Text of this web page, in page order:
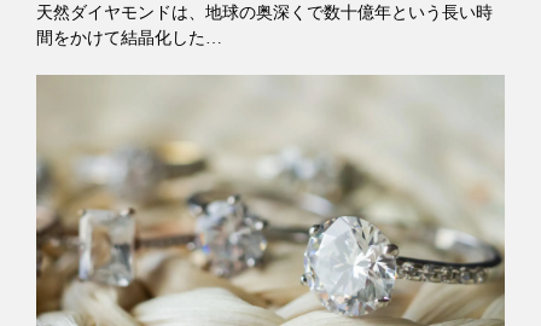
天然ダイヤモンドは、地球の奥深くで数十億年という長い時
間をかけて結晶化した…